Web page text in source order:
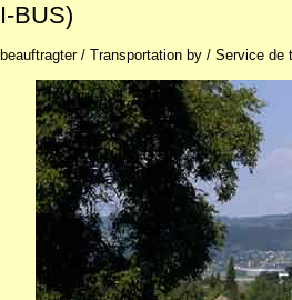
BUS)
/ Transportation by / Service de